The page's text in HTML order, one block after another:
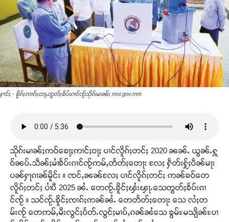
ႁၢင်ႈ - ၶိူၵ်ႈၸၢၵ်ႈတႃႇတွတ်ႈၶႅပ်းၵၢင်ၸႂ်သိုၵ်းမၢၼ်ႈ moi.gov.mm
သိုၵ်းမၢၼ်ႈဢဝ်ၶေႃႈဢၢင်ႈဝႃႈ ပၢင်လိူၵ်ႈတင်ႈ 2020 ၼၼ်ႉ ယွၼ်ႉႁူ
ဝ်ၼပ်ႉသဵၼ်ႈမၢႆၶႅပ်းၵၢင်ၸႂ်ဢမ်ႇတႅတ်ႈတေႃး လႄႈ ႁဵတ်းႁႂ်ႈပဵၼ်မႃး
ပၼ်ႁႃၵၢၼ်မိူင်း ။ ၸင်ႇၼၼ်လႄႈ ပၢင်လိူၵ်ႈတင်ႈ ဢၼ်ၶဝ်တေ
လိူၵ်ႈတင်ႈ ပၢႆပီ 2025 ၼႆႉ တေၸႂ်ႉၶိူင်ႈၾႆးၾႃႉသေတွတ်ႈၶႅပ်းၵၢ
င်ၸႂ် ။ သင်ၸႂ်ႉၶိူင်ႈၸၢၵ်ႈဢၼ်ၼႆႉ တေတႅတ်ႈတေႃး သေ လႆႈတ
မ်းၸႂ် တေဢမ်ႇမီးလွင်ႈပႅတ်ႉလွင်ႈမၢပ်ႇၵၼ်ၼႆသေ ၶွမ်ႊမသျိၼ်ႊပၢ